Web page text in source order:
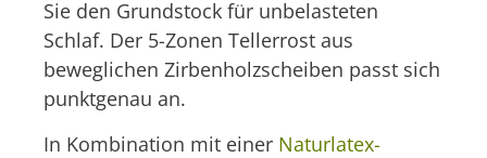
Sie den Grundstock für unbelasteten
Schlaf. Der 5-Zonen Tellerrost aus
beweglichen Zirbenholzscheiben passt sich
punktgenau an.
In Kombination mit einer Naturlatex-